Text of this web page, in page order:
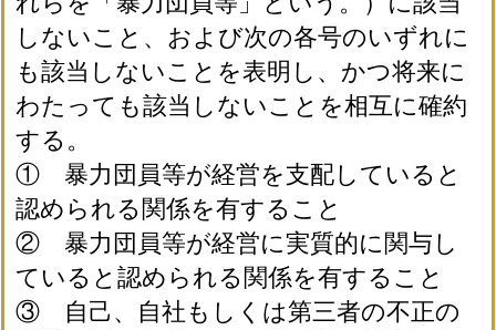
しないこと、および次の各号のいずれに
も該当しないことを表明し、かつ将来に
わたっても該当しないことを相互に確約
する。
① 暴力団員等が経営を支配していると
認められる関係を有すること
② 暴力団員等が経営に実質的に関与し
ていると認められる関係を有すること
③ 自己、自社もしくは第三者の不正の